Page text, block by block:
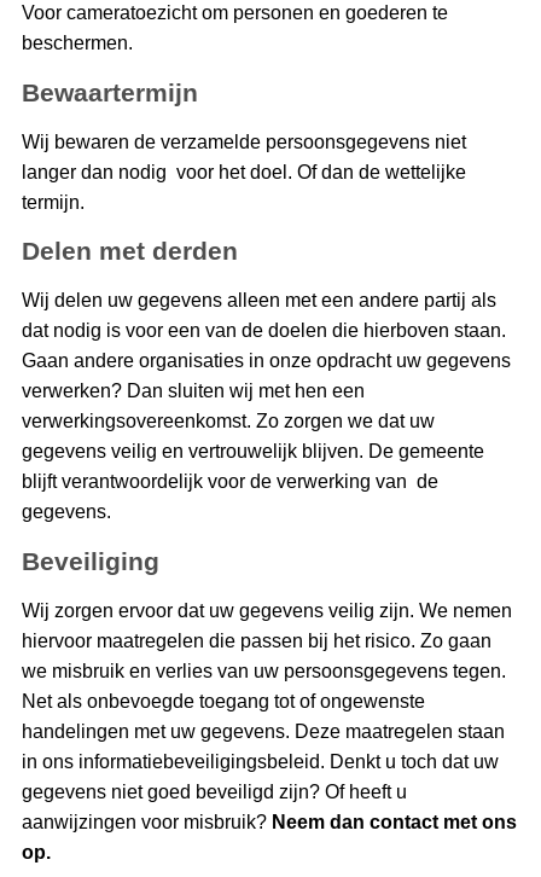
Voor cameratoezicht om personen en goederen te
beschermen.
Bewaartermijn
Wij bewaren de verzamelde persoonsgegevens niet
langer dan nodig voor het doel. Of dan de wettelijke
termijn.
Delen met derden
Wij delen uw gegevens alleen met een andere partij als
dat nodig is voor een van de doelen die hierboven staan.
Gaan andere organisaties in onze opdracht uw gegevens
verwerken? Dan sluiten wij met hen een
verwerkingsovereenkomst. Zo zorgen we dat uw
gegevens veilig en vertrouwelijk blijven. De gemeente
blijft verantwoordelijk voor de verwerking van de
gegevens.
Beveiliging
Wij zorgen ervoor dat uw gegevens veilig zijn. We nemen
hiervoor maatregelen die passen bij het risico. Zo gaan
we misbruik en verlies van uw persoonsgegevens tegen.
Net als onbevoegde toegang tot of ongewenste
handelingen met uw gegevens. Deze maatregelen staan
in ons informatiebeveiligingsbeleid. Denkt u toch dat uw
gegevens niet goed beveiligd zijn? Of heeft u
aanwijzingen voor misbruik? Neem dan contact met ons
op.